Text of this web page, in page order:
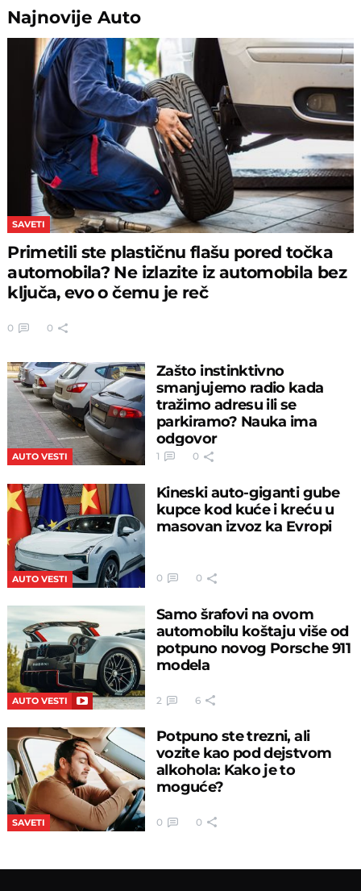
NajnovijeAuto
SAVETI
Primetili ste plastičnu flašu pored točka
automobila? Ne izlazite iz automobila bez
ključa, evo o čemu je reč
0 0
AUTO VESTI
Zašto instinktivno
smanjujemo radio kada
tražimo adresu ili se
parkiramo? Nauka ima
odgovor
1 0
AUTO VESTI
Kineski auto-giganti gube
kupce kod kuće i kreću u
masovan izvoz ka Evropi
0 0
AUTO VESTI
Samo šrafovi na ovom
automobilu koštaju više od
potpuno novog Porsche 911
modela
2 6
SAVETI
Potpuno ste trezni, ali
vozite kao pod dejstvom
alkohola: Kako je to
moguće?
0 0